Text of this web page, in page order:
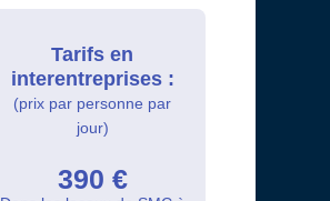
Tarifs en
interentreprises :
(prix par personne par
jour)
390 €